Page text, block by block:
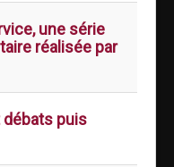
une série
réalisée par
puis